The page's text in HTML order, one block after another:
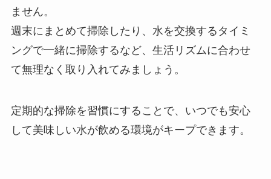
ません。
週末にまとめて掃除したり、水を交換するタイミ
ングで一緒に掃除するなど、生活リズムに合わせ
て無理なく取り入れてみましょう。
定期的な掃除を習慣にすることで、いつでも安心
して美味しい水が飲める環境がキープできます。